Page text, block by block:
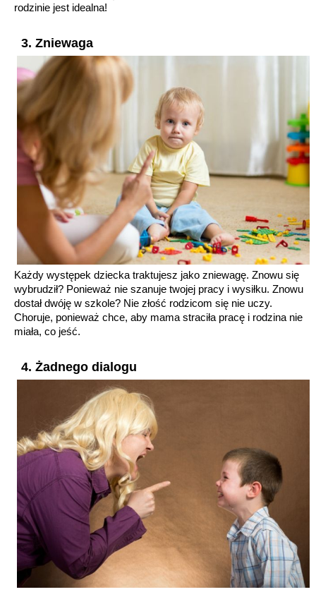
rodzinie jest idealna!
3. Zniewaga
Każdy występek dziecka traktujesz jako zniewagę. Znowu się
wybrudził? Ponieważ nie szanuje twojej pracy i wysiłku. Znowu
dostał dwóję w szkole? Nie złość rodzicom się nie uczy.
Choruje, ponieważ chce, aby mama straciła pracę i rodzina nie
miała, co jeść.
4. Żadnego dialogu